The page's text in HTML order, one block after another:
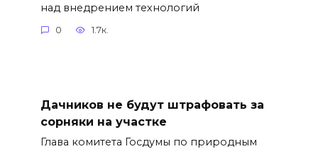
над внедрением технологий
0 1.7к.
Дачников не будут штрафовать за
сорняки на участке
Глава комитета Госдумы по природным